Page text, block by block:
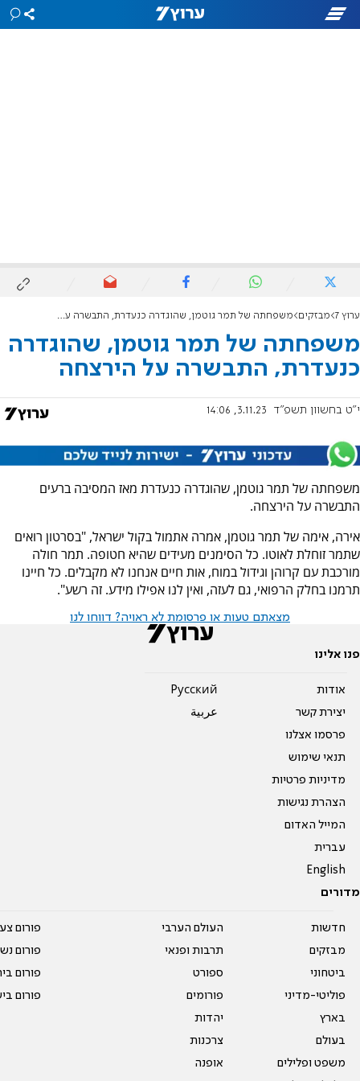
ערוץ 7 מבזקים משפחתה של תמר גוטמן, שהוגדרה כנעדרת, התבשרה על הירצחה
משפחתה של תמר גוטמן, שהוגדרה
כנעדרת, התבשרה על הירצחה
י"ט בחשוון תשפ"ד 3.11.23, 14:06
משפחתה של תמר גוטמן, שהוגדרה כנעדרת מאז המסיבה ברעים
התבשרה על הירצחה.
אירה, אימה של תמר גוטמן, אמרה אתמול בקול ישראל, "בסרטון רואים
שתמר זוחלת לאוטו. כל הסימנים מעידים שהיא חטופה. תמר חולה
מורכבת עם קרוהן וגידול במוח, אות חיים אנחנו לא מקבלים. כל חיינו
תרמנו בחלק הרפואי, גם לעזה, ואין לנו אפילו מידע. זה רשע".
מצאתם טעות או פרסומת לא ראויה? דווחו לנו
פנו אלינו
אודות
יצירת קשר
פרסמו אצלנו
תנאי שימוש
מדיניות פרטיות
הצהרת נגישות
המייל האדום
עברית
English
Pусский
عربية
מדורים
חדשות
מבזקים
ביטחוני
פוליטי-מדיני
בארץ
בעולם
משפט ופלילים
העולם הערבי
תרבות ופנאי
ספורט
פורומים
יהדות
צרכנות
אופנה
פורום
פורום
פורום
פורום